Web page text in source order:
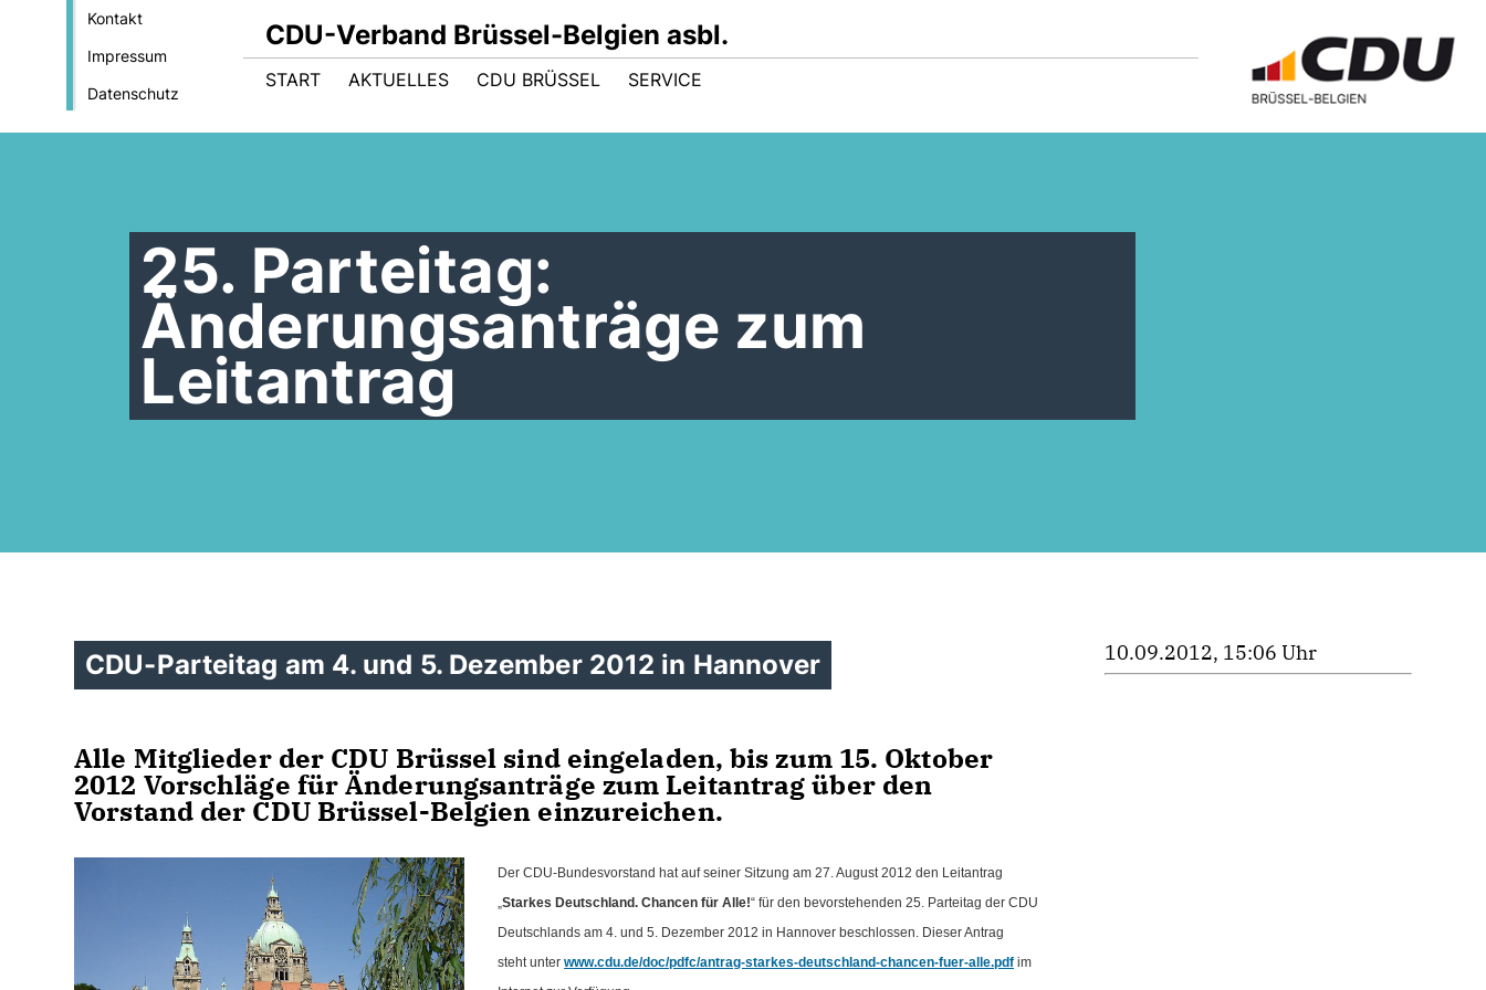
Kontakt
Impressum
Datenschutz
CDU-Verband Brüssel-Belgien asbl.
START AKTUELLES CDU BRÜSSEL SERVICE
25. Parteitag:
Änderungsanträge zum
Leitantrag
CDU-Parteitag am 4. und 5. Dezember 2012 in Hannover
Alle Mitglieder der CDU Brüssel sind eingeladen, bis zum 15. Oktober
2012 Vorschläge für Änderungsanträge zum Leitantrag über den
Vorstand der CDU Brüssel-Belgien einzureichen.
Der CDU-Bundesvorstand hat auf seiner Sitzung am 27. August 2012 den Leitantrag
Starkes Deutschland. Chancen für Alle!“ für den bevorstehenden 25. Parteitag der CDU
Deutschlands am 4. und 5. Dezember 2012 in Hannover beschlossen. Dieser Antrag
steht unterwww.cdu.de/doc/pdfc/antrag-starkes-deutschland-chancen-fuer-alle.pdf im
10.09.2012, 15:06 Uhr